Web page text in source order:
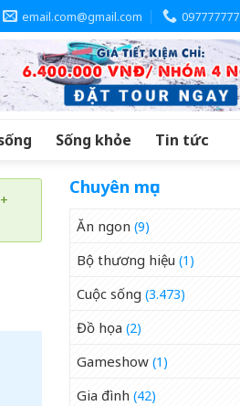
email.com@gmail.com 097777777
Sống khỏe Tin tức
Chuyên mục
Ăn ngon (9)
Bộ thương hiệu (1)
Cuộc sống (3.473)
Đồ họa (2)
Gameshow (1)
Gia đình (42)